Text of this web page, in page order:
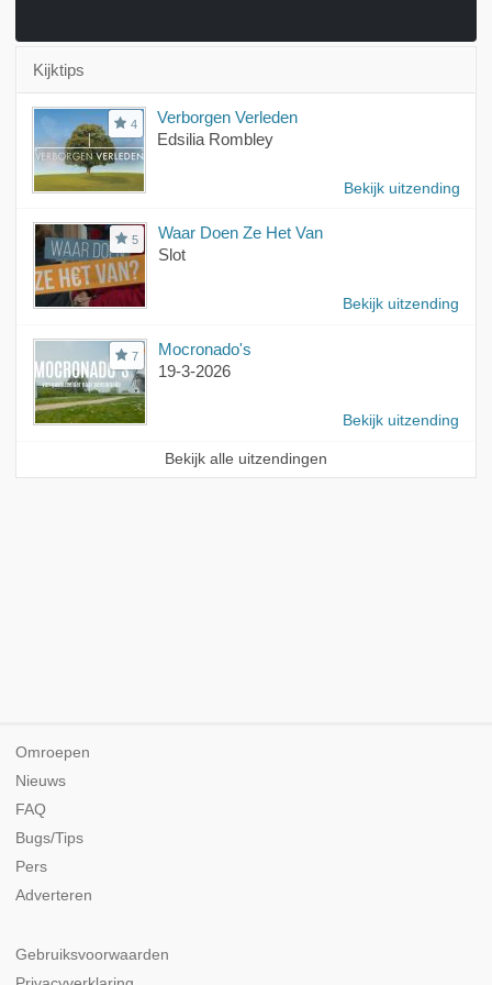
Kijktips
4
Verborgen Verleden
Edsilia Rombley
Bekijk uitzending
5
Waar Doen Ze Het Van
Slot
Bekijk uitzending
7
Mocronado's
19-3-2026
Bekijk uitzending
Bekijk alle uitzendingen
Omroepen
Nieuws
FAQ
Bugs/Tips
Pers
Adverteren
Gebruiksvoorwaarden